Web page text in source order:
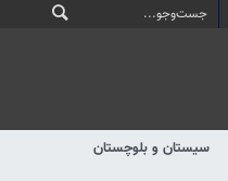
سیستان و بلوچستان